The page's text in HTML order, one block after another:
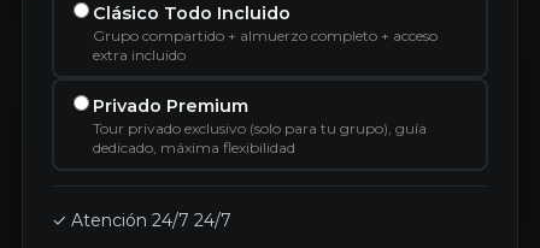
Clásico Todo Incluido
Grupo compartido + almuerzo completo + acceso
extra incluido
Privado Premium
Tour privado exclusivo (solo para tu grupo), guía
dedicado, máxima flexibilidad
✓ Atención 24/7 24/7